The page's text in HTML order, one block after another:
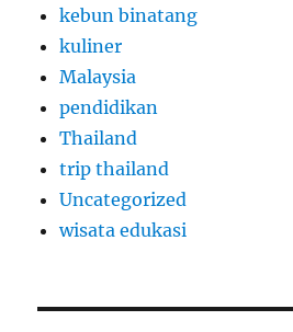
kebun binatang
kuliner
Malaysia
pendidikan
Thailand
trip thailand
Uncategorized
wisata edukasi